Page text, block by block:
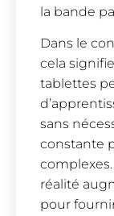
la bande
Dans le
cela
tablettes
sans
constante
réalité
pour